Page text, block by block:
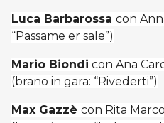
Luca Barbarossa con
“Passame er sale”)
Mario Biondi con Ana
(brano in gara: “Rivederti”)
Max Gazzè con Rita